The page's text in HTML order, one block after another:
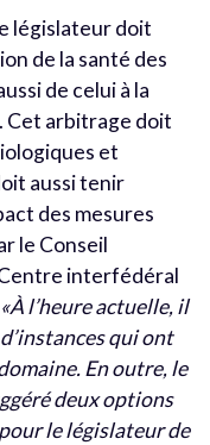
législateur doit
de la santé des
de celui à la
Cet arbitrage doit
et
aussi tenir
des mesures
le Conseil
interfédéral
«À l’heure actuelle, il
qui ont
En outre, le
deux options
le législateur de